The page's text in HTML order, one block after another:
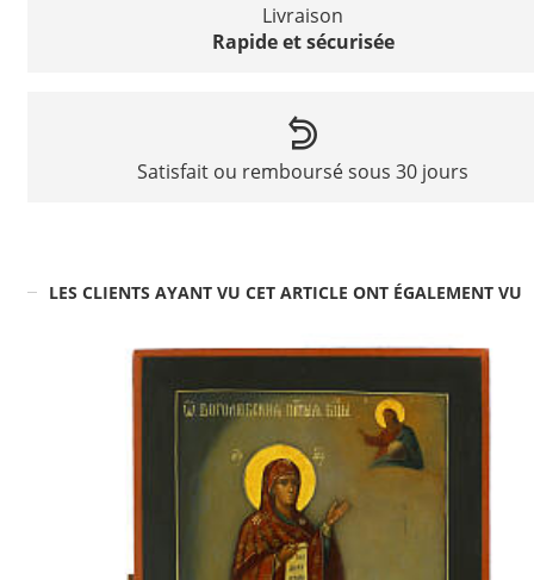
Livraison
Rapide et sécurisée
Satisfait ou remboursé sous 30 jours
LES CLIENTS AYANT VU CET ARTICLE ONT ÉGALEMENT VU